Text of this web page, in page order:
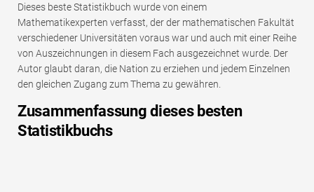
Dieses beste Statistikbuch wurde von einem
Mathematikexperten verfasst, der der mathematischen Fakultät
verschiedener Universitäten voraus war und auch mit einer Reihe
von Auszeichnungen in diesem Fach ausgezeichnet wurde. Der
Autor glaubt daran, die Nation zu erziehen und jedem Einzelnen
den gleichen Zugang zum Thema zu gewähren.
Zusammenfassung dieses besten
Statistikbuchs